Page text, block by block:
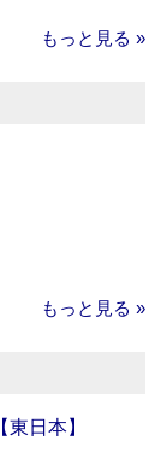
もっと見る »
もっと見る »
日本】